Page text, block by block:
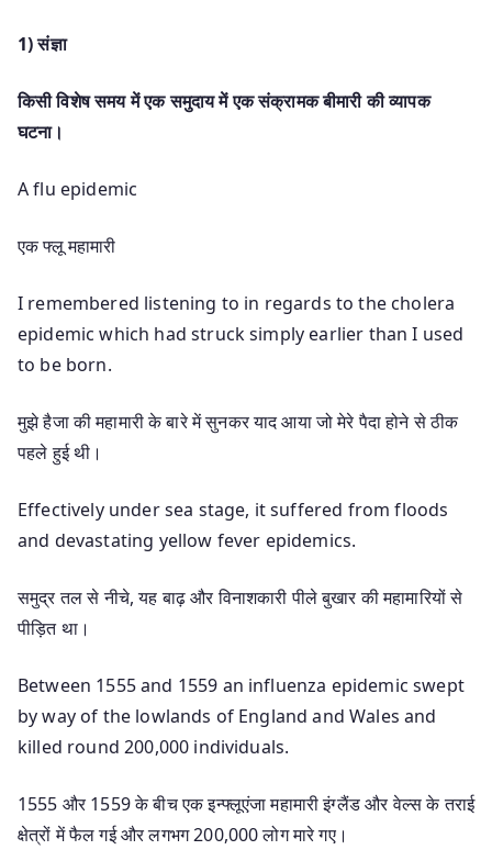
1)संज्ञा
किसी विशेष समय में एक समुदाय में एक संक्रामक बीमारी की व्यापक
घटना।
A flu epidemic
एक फ्लू महामारी
I remembered listening to in regards to the cholera
epidemic which had struck simply earlier than I used
to be born.
मुझे हैजा की महामारी के बारे में सुनकर याद आया जो मेरे पैदा होने से ठीक
पहले हुई थी।
Effectively under sea stage, it suffered from floods
and devastating yellow fever epidemics.
समुद्र तल से नीचे, यह बाढ़ और विनाशकारी पीले बुखार की महामारियों से
पीड़ित था।
Between 1555 and 1559 an influenza epidemic swept
by way of the lowlands of England and Wales and
killed round 200,000 individuals.
1555 और 1559 के बीच एक इन्फ्लूएंजा महामारी इंग्लैंड और वेल्स के तराई
क्षेत्रों में फैल गई और लगभग 200,000 लोग मारे गए।